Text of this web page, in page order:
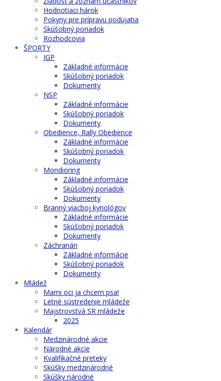
Hodnotiaci hárok
Pokyny pre prípravu podujatia
Skúšobný poriadok
Rozhodcovia
ŠPORTY
IGP
Základné informácie
Skúšobný poriadok
Dokumenty
NSP
Základné informácie
Skúšobný poriadok
Dokumenty
Obedience, Rally Obedience
Základné informácie
Skúšobný poriadok
Dokumenty
Mondioring
Základné informácie
Skúšobný poriadok
Dokumenty
Branný viacboj kynológov
Základné informácie
Skúšobný poriadok
Dokumenty
Záchranári
Základné informácie
Skúšobný poriadok
Dokumenty
Mládež
Mami oci ja chcem psa!
Letné sústredenie mládeže
Majstrovstvá SR mládeže
2025
Kalendár
Medzinárodné akcie
Národné akcie
Kvalifikačné preteky
Skúšky medzinárodné
Skúšky národné